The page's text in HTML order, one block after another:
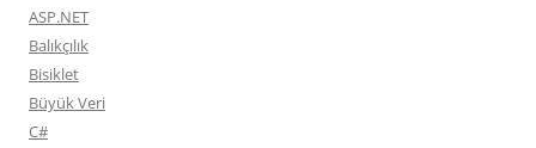
ASP.NET
Balıkçılık
Bisiklet
Büyük Veri
C#